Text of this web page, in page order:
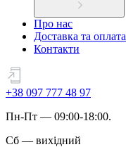
Про нас
Доставка та оплата
Контакти
+38 097 777 48 97
Пн-Пт — 09:00-18:00.
Сб — вихідний